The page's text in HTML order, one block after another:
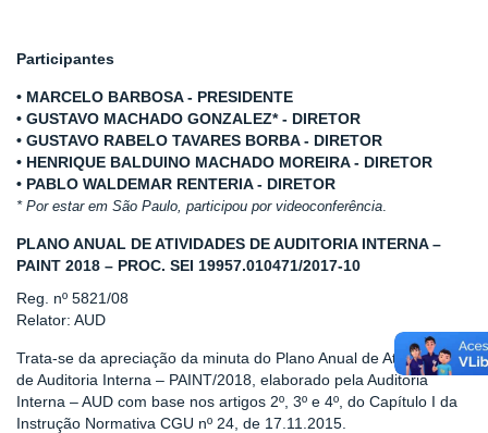
Participantes
• MARCELO BARBOSA - PRESIDENTE
• GUSTAVO MACHADO GONZALEZ* - DIRETOR
• GUSTAVO RABELO TAVARES BORBA - DIRETOR
• HENRIQUE BALDUINO MACHADO MOREIRA - DIRETOR
• PABLO WALDEMAR RENTERIA - DIRETOR
* Por estar em São Paulo, participou por videoconferência.
PLANO ANUAL DE ATIVIDADES DE AUDITORIA INTERNA –
PAINT 2018 – PROC. SEI 19957.010471/2017-10
Reg. nº 5821/08
Relator: AUD
Trata-se da apreciação da minuta do Plano Anual de Atividades
de Auditoria Interna – PAINT/2018, elaborado pela Auditoria
Interna – AUD com base nos artigos 2º, 3º e 4º, do Capítulo I da
Instrução Normativa CGU nº 24, de 17.11.2015.